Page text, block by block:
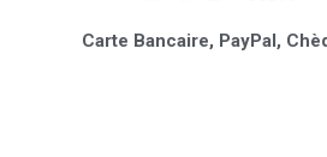
Carte Bancaire, PayPal,